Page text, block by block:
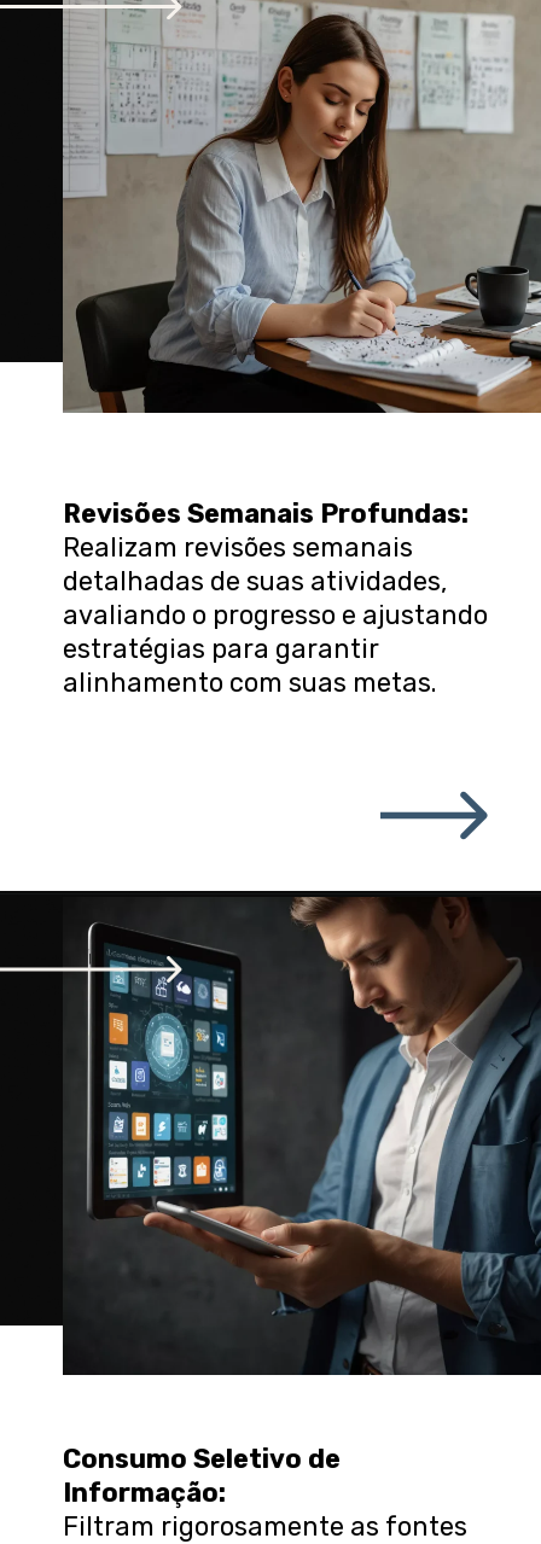
Revisões Semanais Profundas:
Realizam revisões semanais
detalhadas de suas atividades,
avaliando o progresso e ajustando
estratégias para garantir
alinhamento com suas metas.
Consumo Seletivo de
Informação:
Filtram rigorosamente as fontes